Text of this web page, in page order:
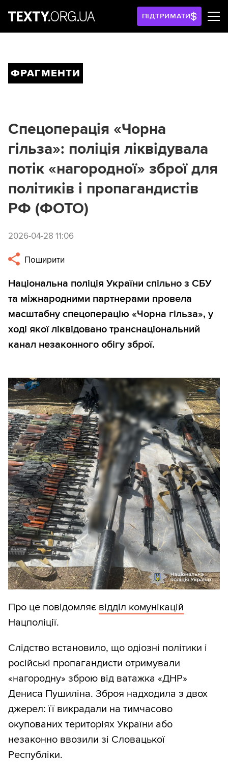
ПІДТРИМАТИ
ФРАГМЕНТИ
Спецоперація «Чорна
гільза»: поліція ліквідувала
потік «нагородної» зброї для
політиків і пропагандистів
РФ (ФОТО)
2026-04-28 11:06
Поширити
Національна поліція України спільно з СБУ
та міжнародними партнерами провела
масштабну спецоперацію «Чорна гільза», у
ході якої ліквідовано транснаціональний
канал незаконного обігу зброї.
Про це повідомляє відділ комунікацій
Нацполіції.
Слідство встановило, що одіозні політики і
російські пропагандисти отримували
«нагородну» зброю від ватажка «ДНР»
Дениса Пушиліна. Зброя надходила з двох
джерел: її викрадали на тимчасово
окупованих територіях України або
незаконно ввозили зі Словацької
Республіки.